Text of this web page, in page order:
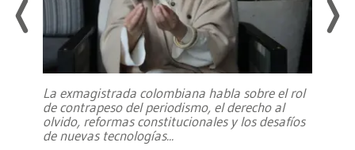
La exmagistrada colombiana habla sobre el rol
de contrapeso del periodismo, el derecho al
olvido, reformas constitucionales y los desafíos
de nuevas tecnologías...